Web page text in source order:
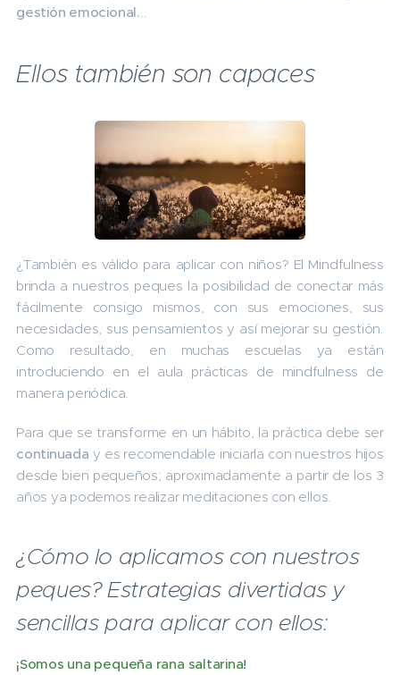
gestión emocional...
Ellos también son capaces
¿También es válido para aplicar con niños? El Mindfulness
brinda a nuestros peques la posibilidad de conectar más
fácilmente consigo mismos, con sus emociones, sus
necesidades, sus pensamientos y así mejorar su gestión.
Como resultado, en muchas escuelas ya están
introduciendo en el aula prácticas de mindfulness de
manera periódica.
Para que se transforme en un hábito, la práctica debe ser
continuada y es recomendable iniciarla con nuestros hijos
desde bien pequeños; aproximadamente a partir de los 3
años ya podemos realizar meditaciones con ellos.
¿Cómo lo aplicamos con nuestros
peques? Estrategias divertidas y
sencillas para aplicar con ellos:
¡Somos una pequeña rana saltarina!